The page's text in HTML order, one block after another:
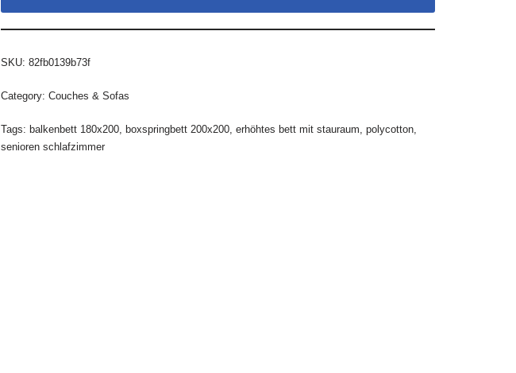
SKU: 82fb0139b73f
Category: Couches & Sofas
Tags: balkenbett 180x200, boxspringbett 200x200, erhöhtes bett mit stauraum, polycotton,
senioren schlafzimmer